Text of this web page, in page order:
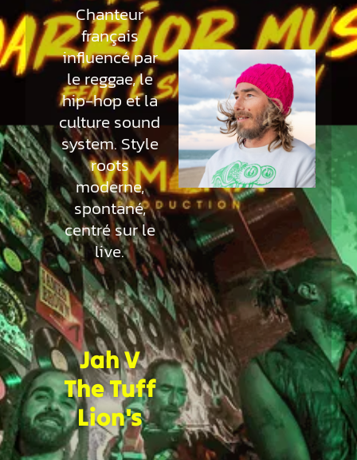
Chanteur
français
influencé par
le reggae, le
hip-hop et la
culture sound
system. Style
roots
moderne,
spontané,
centré sur le
live.
Jah V
The Tuff
Lion's